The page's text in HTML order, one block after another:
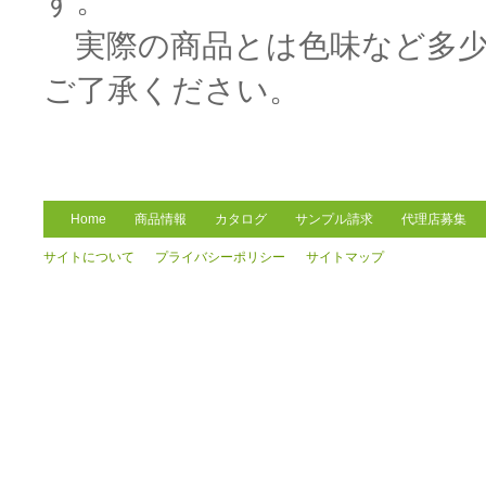
実際の商品とは色味など多
ご了承ください。
Home 商品情報 カタログ サンプル請求 代理店募集
サイトについて プライバシーポリシー サイトマップ